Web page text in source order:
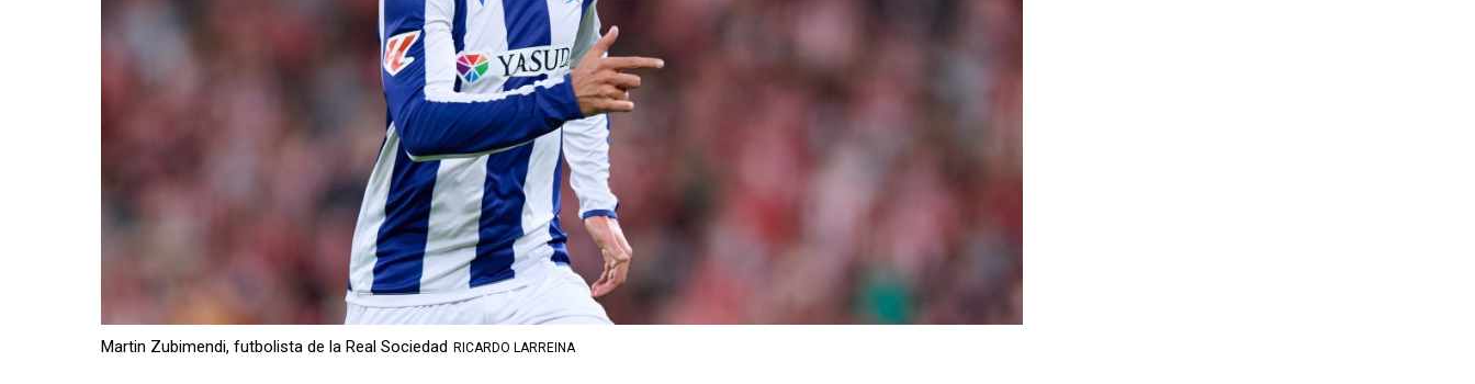
Martin Zubimendi, futbolista de la Real Sociedad RICARDO LARREINA